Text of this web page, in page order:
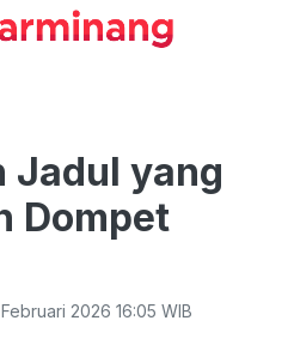
Jadul yang
Dompet
2026 16:05 WIB